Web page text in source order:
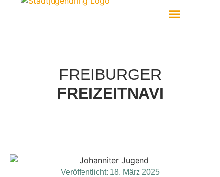
FREIBURGER
FREIZEITNAVI
Veröffentlicht: 18. März 2025